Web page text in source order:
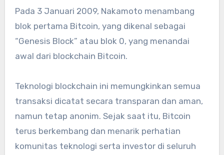
Pada 3 Januari 2009, Nakamoto menambang
blok pertama Bitcoin, yang dikenal sebagai
“Genesis Block” atau blok 0, yang menandai
awal dari blockchain Bitcoin.
Teknologi blockchain ini memungkinkan semua
transaksi dicatat secara transparan dan aman,
namun tetap anonim. Sejak saat itu, Bitcoin
terus berkembang dan menarik perhatian
komunitas teknologi serta investor di seluruh